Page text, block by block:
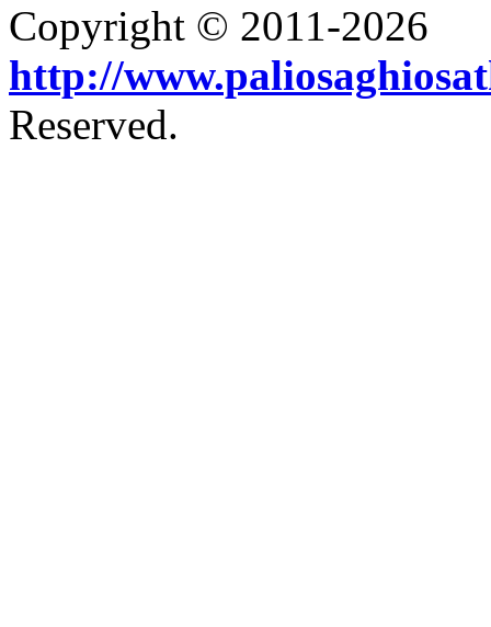
Copyright © 2011-2026
http://
Reserved.